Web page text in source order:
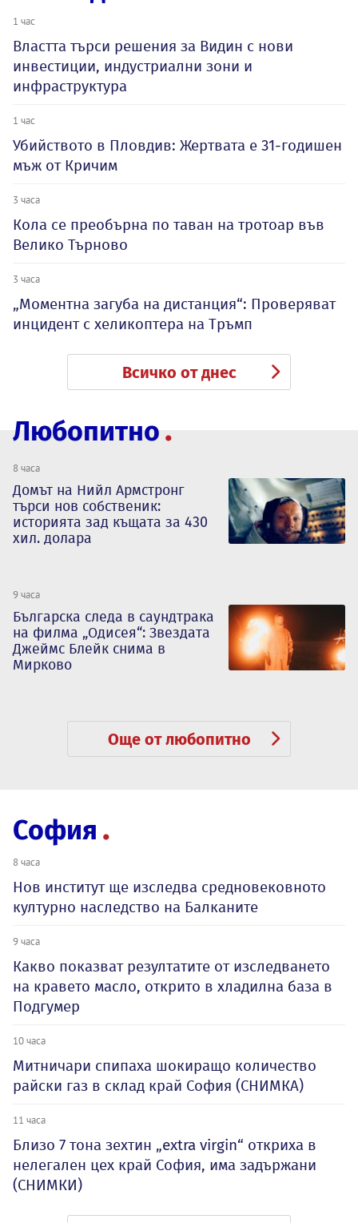
1 час
Властта търси решения за Видин с нови
инвестиции, индустриални зони и
инфраструктура
1 час
Убийството в Пловдив: Жертвата е 31-годишен
мъж от Кричим
3 часа
Кола се преобърна по таван на тротоар във
Велико Търново
3 часа
„Моментна загуба на дистанция“: Проверяват
инцидент с хеликоптера на Тръмп
Всичко от днес
Любопитно
8 часа
Домът на Нийл Армстронг
търси нов собственик:
историята зад къщата за 430
хил. долара
9 часа
Българска следа в саундтрака
на филма „Одисея“: Звездата
Джеймс Блейк снима в
Мирково
Още от любопитно
София
8 часа
Нов институт ще изследва средновековното
културно наследство на Балканите
9 часа
Какво показват резултатите от изследването
на кравето масло, открито в хладилна база в
Подгумер
10 часа
Митничари спипаха шокиращо количество
райски газ в склад край София (СНИМКА)
11 часа
Близо 7 тона зехтин „extra virgin“ откриха в
нелегален цех край София, има задържани
(СНИМКИ)